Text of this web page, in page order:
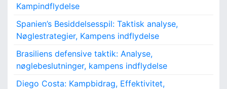
Kampindflydelse
Spanien’s Besiddelsesspil: Taktisk analyse,
Nøglestrategier, Kampens indflydelse
Brasiliens defensive taktik: Analyse,
nøglebeslutninger, kampens indflydelse
Diego Costa: Kampbidrag, Effektivitet,